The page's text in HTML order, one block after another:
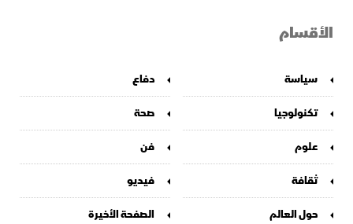
الأقسام
سياسة
دفاع
تكنولوجيا
صحة
علوم
فن
ثقافة
فيديو
حول العالم
الصفحة الأخيرة